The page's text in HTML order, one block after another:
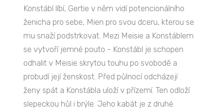
Konstábl líbí, Gertie v něm vidí potencionálního
ženicha pro sebe, Mien pro svou dceru, kterou se
mu snaží podstrkovat. Mezi Meisie a Konstáblem
se vytvoří jemné pouto - Konstábl je schopen
odhalit v Meisie skrytou touhu po svobodě a
probudí její ženskost. Před půlnocí odcházejí
ženy spát a Konstábla uloží v přízemí. Ten odloží
slepeckou hůl i brýle. Jeho kabát je z druhé